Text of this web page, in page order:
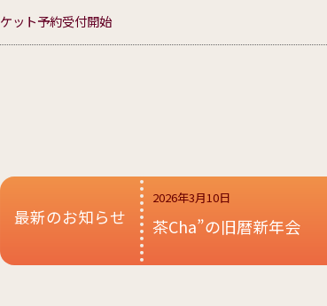
ット予約受付開始
最新のお知らせ
2026年3月10日
茶Cha”の旧暦新年会